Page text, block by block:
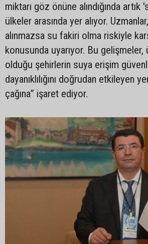
miktarı göz önüne alındığında
ülkeler arasında yer alıyor.
alınmazsa su fakiri olma riskiyle
konusunda uyarıyor. Bu
olduğu şehirlerin suya erişim
dayanıklılığını doğrudan etkileyen
çağına” işaret ediyor.